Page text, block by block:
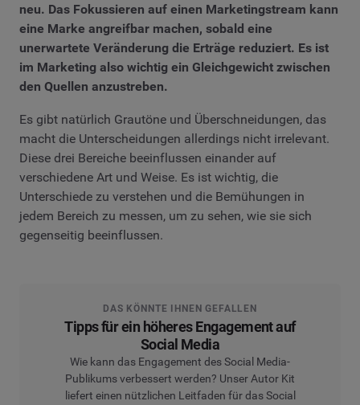
neu. Das Fokussieren auf einen Marketingstream kann
eine Marke angreifbar machen, sobald eine
unerwartete Veränderung die Erträge reduziert. Es ist
im Marketing also wichtig ein Gleichgewicht zwischen
den Quellen anzustreben.
Es gibt natürlich Grautöne und Überschneidungen, das
macht die Unterscheidungen allerdings nicht irrelevant.
Diese drei Bereiche beeinflussen einander auf
verschiedene Art und Weise. Es ist wichtig, die
Unterschiede zu verstehen und die Bemühungen in
jedem Bereich zu messen, um zu sehen, wie sie sich
gegenseitig beeinflussen.
DAS KÖNNTE IHNEN GEFALLEN
Tipps für ein höheres Engagement auf
Social Media
Wie kann das Engagement des Social Media-
Publikums verbessert werden? Unser Autor Kit
liefert einen nützlichen Leitfaden für das Social